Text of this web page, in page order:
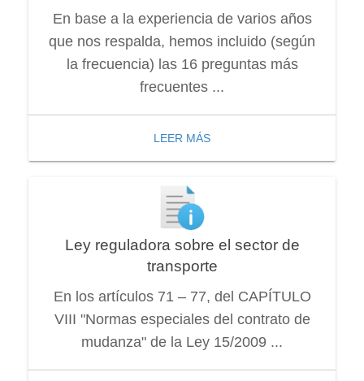
En base a la experiencia de varios años
que nos respalda, hemos incluido (según
la frecuencia) las 16 preguntas más
frecuentes ...
LEER MÁS
Ley reguladora sobre el sector de
transporte
En los artículos 71 – 77, del CAPÍTULO
VIII "Normas especiales del contrato de
mudanza" de la Ley 15/2009 ...